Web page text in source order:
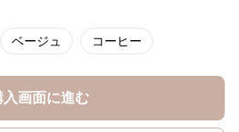
ベージュ コーヒー
入画面に進む